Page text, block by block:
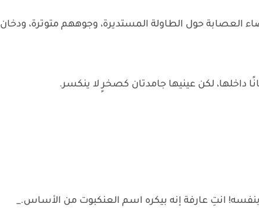
العصابة حول الطاولة المستديرة، وجوههم متوترة، ودخان
داخلها، لكن عينيها جامدتان كصخرٍ لا ينكسر.
بنفسه! انتِ عارفة إنه بيكره اسم العنكبوت من الأساس._